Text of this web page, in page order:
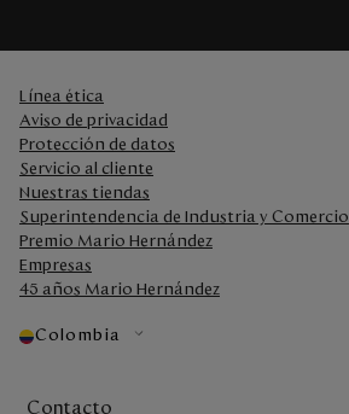
Línea ética
Aviso de privacidad
Protección de datos
Servicio al cliente
Nuestras tiendas
Superintendencia de Industria y Comercio
Premio Mario Hernández
Empresas
45 años Mario Hernández
Colombia
Contacto